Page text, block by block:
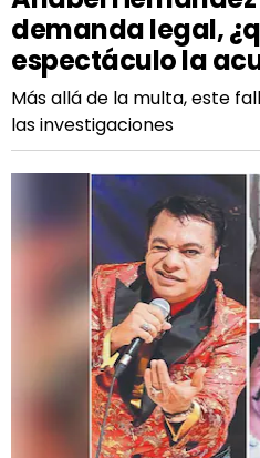
demanda legal,
espectáculo la
Más allá de la multa, este
las investigaciones